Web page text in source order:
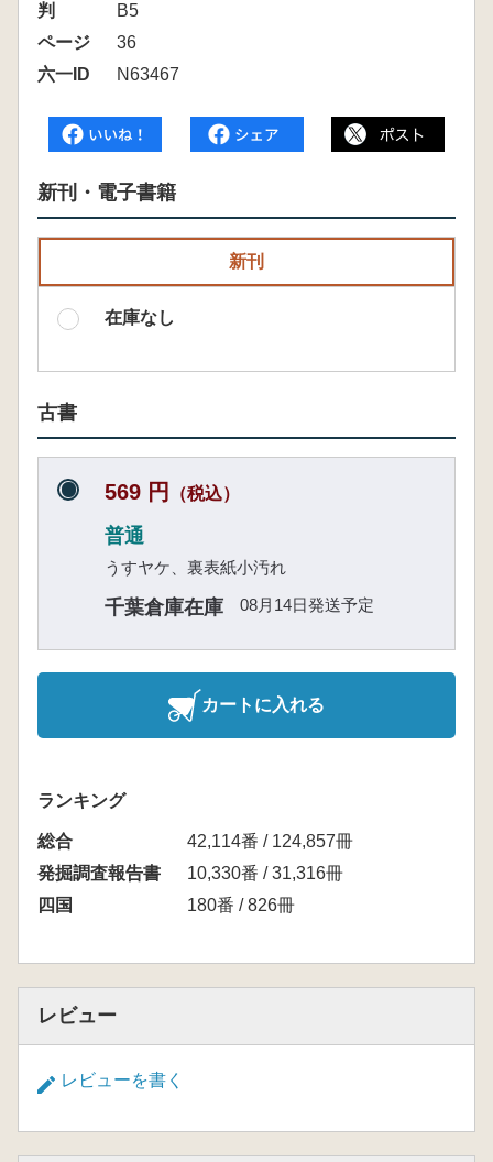
判
B5
ページ
36
六一ID
N63467
新刊・電子書籍
新刊
在庫なし
古書
569 円 （税込）
普通
うすヤケ、裏表紙小汚れ
千葉倉庫在庫 08月14日発送予定
カートに入れる
ランキング
総合
42,114番 / 124,857冊
発掘調査報告書
10,330番 / 31,316冊
四国
180番 / 826冊
レビュー
レビューを書く